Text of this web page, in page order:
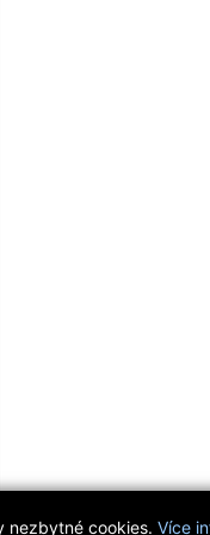
nezbytné cookies. Více